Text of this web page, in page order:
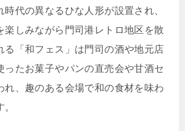
代の異なるひな人形が設置され、
楽しみながら門司港レトロ地区を散
る「和フェス」は門司の酒や地元店
ったお菓子やパンの直売会や甘酒セ
れ、趣のある会場で和の食材を味わ